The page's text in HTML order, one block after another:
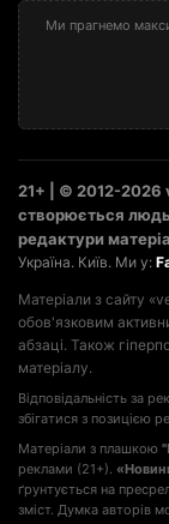
Ми прагнемо
21+ | © 2012-2026
створюється
редактури
Україна. Київ. Ми у:
Матеріали з сайту
обов'язковим
абзаці. Також
матеріалу.
Відповідальність за
збігатися з позицією
Матеріали з плашкою
реклами (21+).
ґрунтується на
зміст. Думка авторів